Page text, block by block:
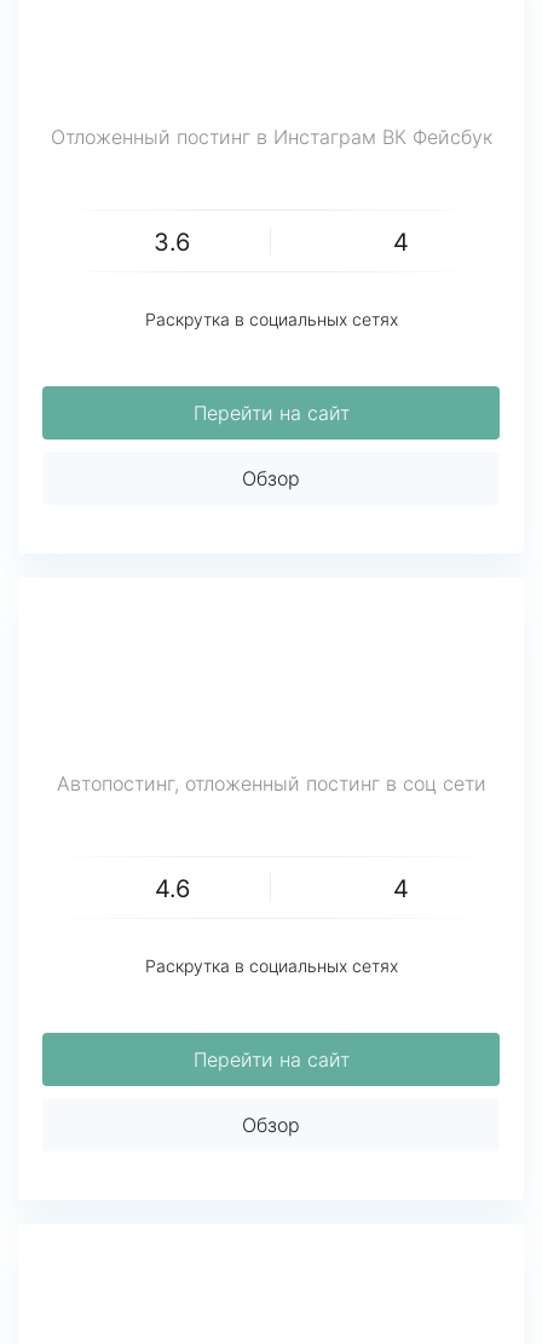
Отложенный постинг в Инстаграм ВК Фейсбук
3.6 4
Раскрутка в социальных сетях
Перейти на сайт
Обзор
Автопостинг, отложенный постинг в соц сети
4.6 4
Раскрутка в социальных сетях
Перейти на сайт
Обзор